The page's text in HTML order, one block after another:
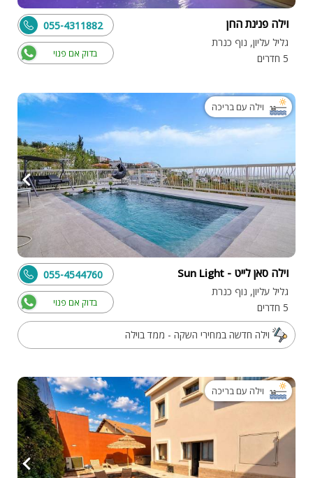
וילה פנינת החן
גליל עליון, נוף כנרת
5 חדרים
בדוק אם פנוי
055-4311882
וילה עם בריכה
וילה סאן לייט - Sun Light
גליל עליון, נוף כנרת
5 חדרים
בדוק אם פנוי
055-4544760
וילה חדשה במחירי השקה - ממד בוילה
וילה עם בריכה